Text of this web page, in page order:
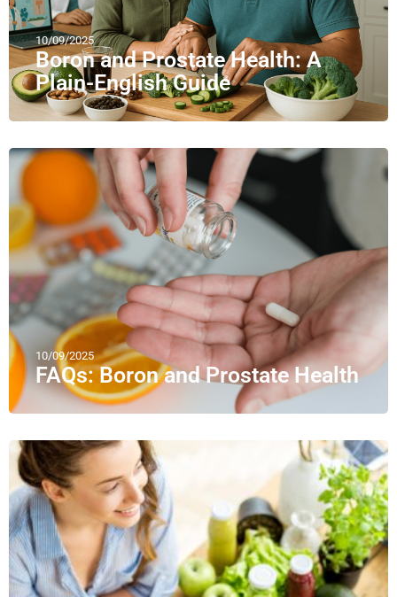
10/09/2025
Boron and Prostate Health: A
Plain-English Guide
10/09/2025
FAQs: Boron and Prostate Health